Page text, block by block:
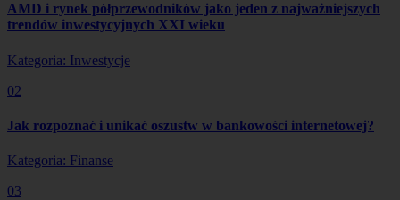
AMD i rynek półprzewodników jako jeden z najważniejszych
trendów inwestycyjnych XXI wieku
Kategoria: Inwestycje
02
Jak rozpoznać i unikać oszustw w bankowości internetowej?
Kategoria: Finanse
03